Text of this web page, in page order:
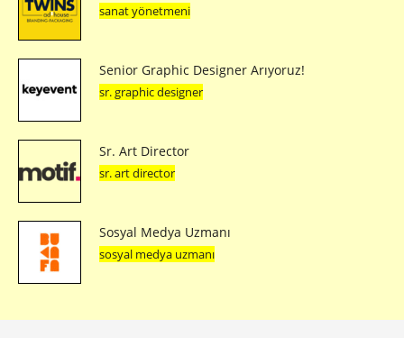
sanat yönetmeni
Senior Graphic Designer Arıyoruz!
sr. graphic designer
Sr. Art Director
sr. art director
Sosyal Medya Uzmanı
sosyal medya uzmanı